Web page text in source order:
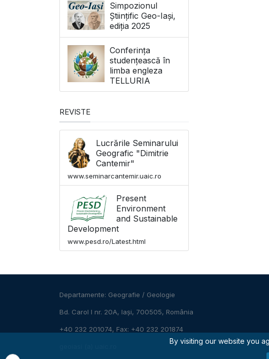
Simpozionul
Științific Geo-Iași,
ediția 2025
Conferința
studențească în
limba engleza
TELLURIA
REVISTE
Lucrările Seminarului
Geografic "Dimitrie
Cantemir"
www.seminarcantemir.uaic.ro
Present
Environment
and Sustainable
Development
www.pesd.ro/Latest.html
Departamente: Geografie / Geologie
Bd. Carol I nr. 20A, Iași, 700505, România
+40 232 201074, Fax: +40 232 201874
By visiting our website you